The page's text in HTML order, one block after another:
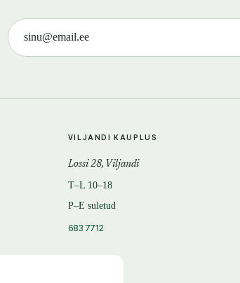
VILJANDI KAUPLUS
Lossi 28, Viljandi
T–L 10–18
P–E suletud
683 7712